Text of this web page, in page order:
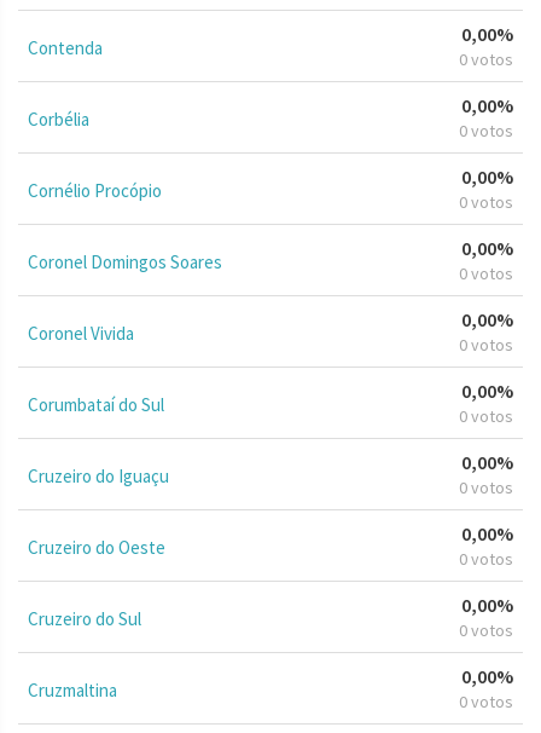
Contenda
0,00%
0 votos
Corbélia
0,00%
0 votos
Cornélio Procópio
0,00%
0 votos
Coronel Domingos Soares
0,00%
0 votos
Coronel Vivida
0,00%
0 votos
Corumbataí do Sul
0,00%
0 votos
Cruzeiro do Iguaçu
0,00%
0 votos
Cruzeiro do Oeste
0,00%
0 votos
Cruzeiro do Sul
0,00%
0 votos
Cruzmaltina
0,00%
0 votos